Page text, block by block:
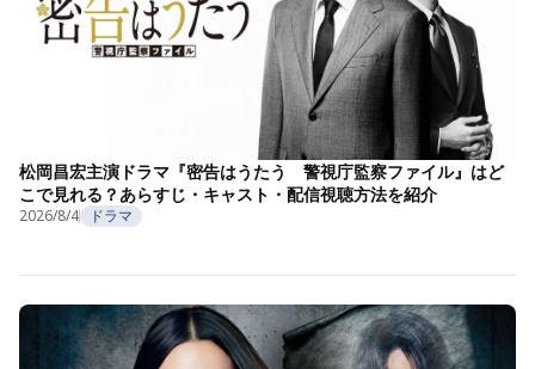
松岡昌宏主演ドラマ『密告はうたう 警視庁監察ファイル』はど
こで見れる？あらすじ・キャスト・配信視聴方法を紹介
2026/8/4 ドラマ